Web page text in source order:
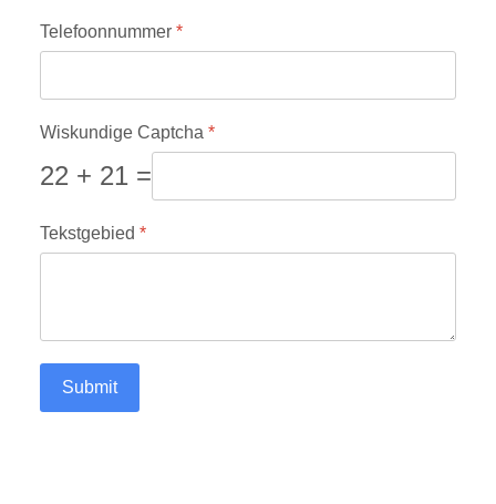
Telefoonnummer *
Wiskundige Captcha *
22 + 21 =
Tekstgebied *
Submit